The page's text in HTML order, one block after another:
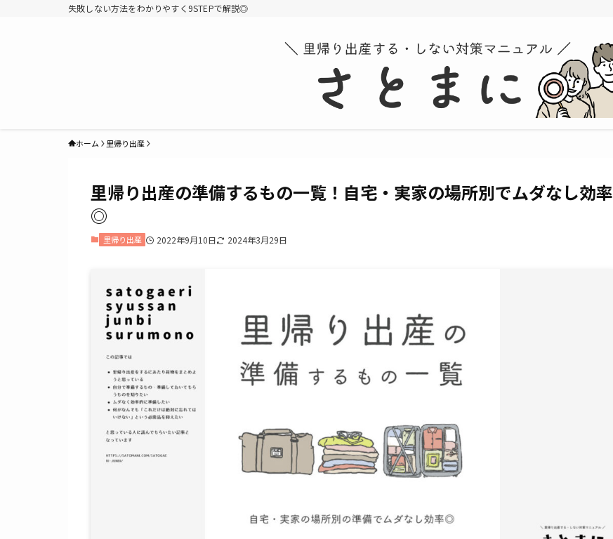
失敗しない方法をわかりやすく9STEPで解説◎
ホーム 里帰り出産
里帰り出産の準備するもの一覧！自宅・実家の場所別でムダなし効率
◎
里帰り出産 2022年9月10日 2024年3月29日